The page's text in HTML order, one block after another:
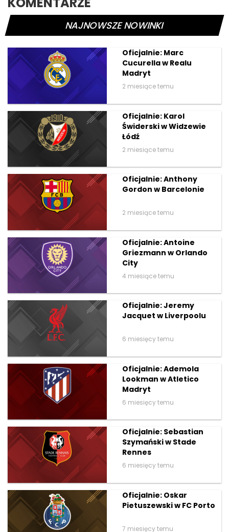
NAJNOWSZE NOWINKI
Oficjalnie: Marc
Cucurella w Realu
Madryt
2 miesiące temu
Oficjalnie: Karol
Świderski w Widzewie
Łódź
2 miesiące temu
Oficjalnie: Anthony
Gordon w Barcelonie
2 miesiące temu
Oficjalnie: Antoine
Griezmann w Orlando
City
4 miesiące temu
Oficjalnie: Jeremy
Jacquet w Liverpoolu
6 miesięcy temu
Oficjalnie: Ademola
Lookman w Atletico
Madryt
6 miesięcy temu
Oficjalnie: Sebastian
Szymański w Stade
Rennes
6 miesięcy temu
Oficjalnie: Oskar
Pietuszewski w FC Porto
7 miesięcy temu